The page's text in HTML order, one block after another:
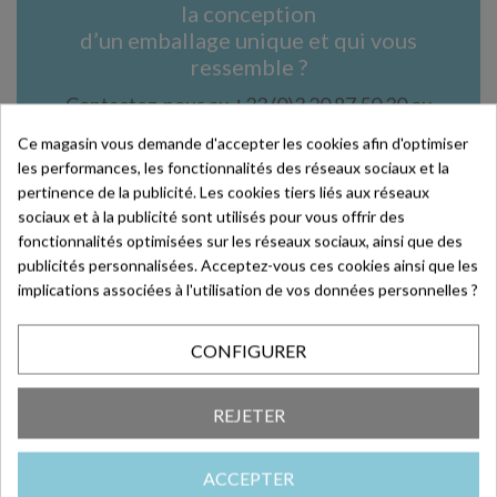
la conception
d’un emballage unique et qui vous
ressemble ?
Contactez-nous au +33 (0)3 20 87 50 30 ou
En savoir plus >
Article de blog en lien
avec le produit
Ce magasin vous demande d'accepter les cookies afin d'optimiser
les performances, les fonctionnalités des réseaux sociaux et la
pertinence de la publicité. Les cookies tiers liés aux réseaux
sociaux et à la publicité sont utilisés pour vous offrir des
fonctionnalités optimisées sur les réseaux sociaux, ainsi que des
publicités personnalisées. Acceptez-vous ces cookies ainsi que les
implications associées à l'utilisation de vos données personnelles ?
CONFIGURER
REJETER
ACCEPTER